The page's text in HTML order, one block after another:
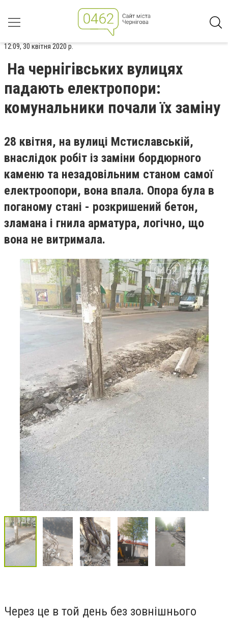
12:09, 30 квітня 2020 р.
На чернігівських вулицях
падають електропори:
комунальники почали їх заміну
28 квітня, на вулиці Мстиславській,
внаслідок робіт із заміни бордюрного
каменю та незадовільним станом самої
електроопори, вона впала. Опора була в
поганому стані - розкришений бетон,
зламана і гнила арматура, логічно, що
вона не витримала.
Через це в той день без зовнішнього